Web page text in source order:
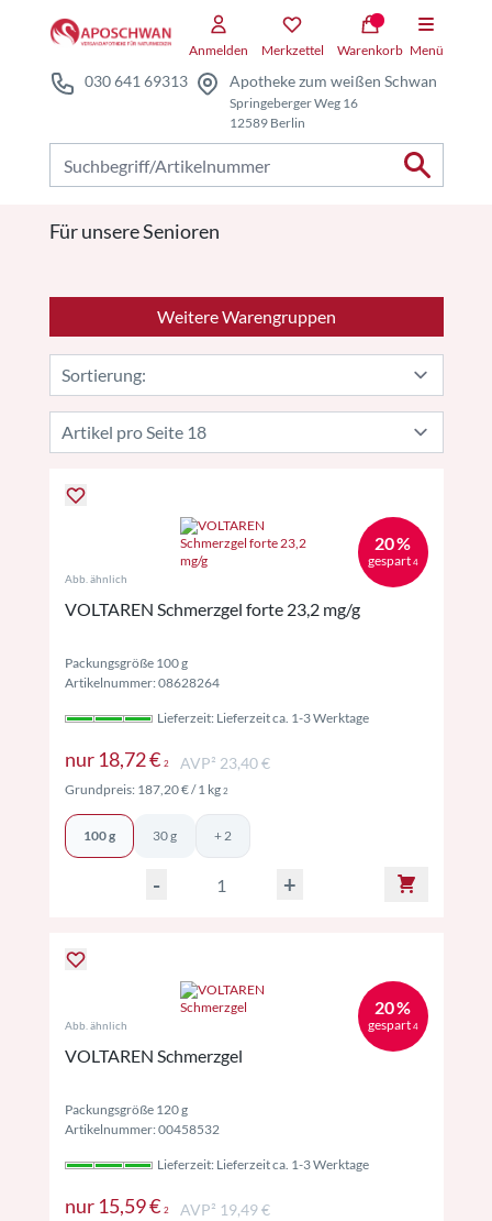
Anmelden Merkzettel Warenkorb Menü
030 641 69313 Apotheke zum weißen Schwan
Springeberger Weg 16
12589 Berlin
Für unsere Senioren
Weitere Warengruppen
20 %
gespart 4
Abb. ähnlich
VOLTAREN Schmerzgel forte 23,2 mg/g
Packungsgröße 100 g
Artikelnummer: 08628264
Lieferzeit: Lieferzeit ca. 1-3 Werktage
nur 18,72 € 2Preise inkl. MwSt. ggf. zzgl. Versand
AVP² 23,40 €
Grundpreis: 187,20 €/ 1 kg 2Preise inkl. MwSt. ggf. zzgl. Versand
100 g 30 g + 2
- +
20 %
gespart 4
Abb. ähnlich
VOLTAREN Schmerzgel
Packungsgröße 120 g
Artikelnummer: 00458532
Lieferzeit: Lieferzeit ca. 1-3 Werktage
nur 15,59 € 2Preise inkl. MwSt. ggf. zzgl. Versand
AVP² 19,49 €